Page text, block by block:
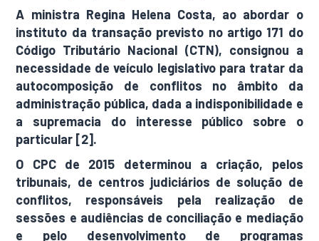
A ministra Regina Helena Costa, ao abordar o
instituto da transação previsto no artigo 171 do
Código Tributário Nacional (CTN), consignou a
necessidade de veículo legislativo para tratar da
autocomposição de conflitos no âmbito da
administração pública, dada a indisponibilidade e
a supremacia do interesse público sobre o
particular [2].
O CPC de 2015 determinou a criação, pelos
tribunais, de centros judiciários de solução de
conflitos, responsáveis pela realização de
sessões e audiências de conciliação e mediação
e pelo desenvolvimento de programas